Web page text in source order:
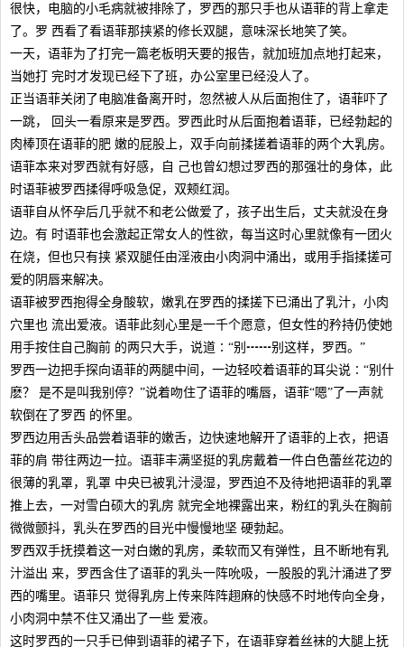
很快，电脑的小毛病就被排除了，罗西的那只手也从语菲的背上拿走
了。罗 西看了看语菲那挟紧的修长双腿，意味深长地笑了笑。
一天，语菲为了打完一篇老板明天要的报告，就加班加点地打起来，
当她打 完时才发现已经下了班，办公室里已经没人了。
正当语菲关闭了电脑准备离开时，忽然被人从后面抱住了，语菲吓了
一跳， 回头一看原来是罗西。罗西此时从后面抱着语菲，已经勃起的
肉棒顶在语菲的肥 嫩的屁股上，双手向前揉搓着语菲的两个大乳房。
语菲本来对罗西就有好感，自 己也曾幻想过罗西的那强壮的身体，此
时语菲被罗西揉得呼吸急促，双颊红润。
语菲自从怀孕后几乎就不和老公做爱了，孩子出生后，丈夫就没在身
边。有 时语菲也会激起正常女人的性欲，每当这时心里就像有一团火
在烧，但也只有挟 紧双腿任由淫液由小肉洞中涌出，或用手指揉搓可
爱的阴唇来解决。
语菲被罗西抱得全身酸软，嫩乳在罗西的揉搓下已涌出了乳汁，小肉
穴里也 流出爱液。语菲此刻心里是一千个愿意，但女性的矜持仍使她
用手按住自己胸前 的两只大手，说道∶“别┅┅别这样，罗西。”
罗西一边把手探向语菲的两腿中间，一边轻咬着语菲的耳尖说∶“别什
麽？ 是不是叫我别停？”说着吻住了语菲的嘴唇，语菲“嗯”了一声就
软倒在了罗西 的怀里。
罗西边用舌头品尝着语菲的嫩舌，边快速地解开了语菲的上衣，把语
菲的肩 带往两边一拉。语菲丰满坚挺的乳房戴着一件白色蕾丝花边的
很薄的乳罩，乳罩 中央已被乳汁浸湿，罗西迫不及待地把语菲的乳罩
推上去，一对雪白硕大的乳房 就完全地裸露出来，粉红的乳头在胸前
微微颤抖，乳头在罗西的目光中慢慢地坚 硬勃起。
罗西双手抚摸着这一对白嫩的乳房，柔软而又有弹性，且不断地有乳
汁溢出 来，罗西含住了语菲的乳头一阵吮吸，一股股的乳汁涌进了罗
西的嘴里。语菲只 觉得乳房上传来阵阵趐麻的快感不时地传向全身，
小肉洞中禁不住又涌出了一些 爱液。
这时罗西的一只手已伸到语菲的裙子下，在语菲穿着丝袜的大腿上抚